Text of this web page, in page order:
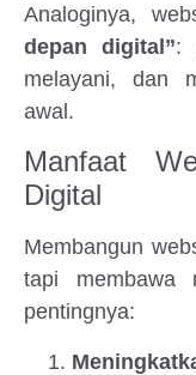
Analoginya,
depan digital”:
melayani, dan
awal.
Manfaat
Digital
Membangun
tapi membawa
pentingnya: